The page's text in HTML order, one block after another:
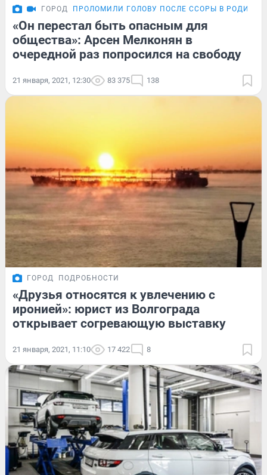
ГОРОД ПРОЛОМИЛИ ГОЛОВУ ПОСЛЕ ССОРЫ В
«Он перестал быть опасным для
общества»: Арсен Мелконян в
очередной раз попросился на свободу
21 января, 2021, 12:30 83 375 138
ГОРОД ПОДРОБНОСТИ
«Друзья относятся к увлечению с
иронией»: юрист из Волгограда
открывает согревающую выставку
21 января, 2021, 11:10 17 422 8